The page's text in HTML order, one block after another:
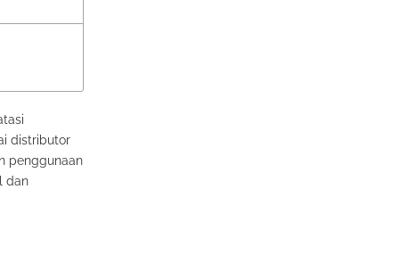
distributor
penggunaan
dan